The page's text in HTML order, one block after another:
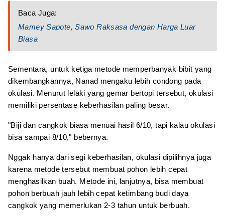
Baca Juga:
Mamey Sapote, Sawo Raksasa dengan Harga Luar
Biasa
Sementara, untuk ketiga metode memperbanyak bibit yang
dikembangkannya, Nanad mengaku lebih condong pada
okulasi. Menurut lelaki yang gemar bertopi tersebut, okulasi
memiliki persentase keberhasilan paling besar.
"Biji dan cangkok biasa menuai hasil 6/10, tapi kalau okulasi
bisa sampai 8/10," bebernya.
Nggak hanya dari segi keberhasilan, okulasi dipilihnya juga
karena metode tersebut membuat pohon lebih cepat
menghasilkan buah. Metode ini, lanjutnya, bisa membuat
pohon berbuah jauh lebih cepat ketimbang budi daya
cangkok yang memerlukan 2-3 tahun untuk berbuah.